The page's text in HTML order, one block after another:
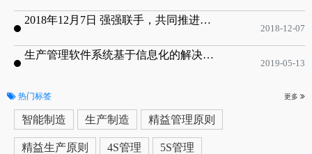
2018年12月7日 强强联手，共同推进电子器件领域APS应用典范 风华高科生产自动化工业互联网应用项目-APS项目启动会
2018-12-07
生产管理软件系统基于信息化的解决方案
2019-05-13
热门标签 更多
智能制造 生产制造 精益管理原则
精益生产原则 4S管理 5S管理